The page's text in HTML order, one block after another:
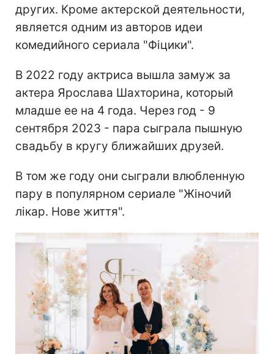
других. Кроме актерской деятельности,
является одним из авторов идеи
комедийного сериала "Фіцики".
В 2022 году актриса вышла замуж за
актера Ярослава Шахторина, который
младше ее на 4 года. Через год - 9
сентября 2023 - пара сыграла пышную
свадьбу в кругу ближайших друзей.
В том же году они сыграли влюбленную
пару в популярном сериале "Жіночий
лікар. Нове життя".